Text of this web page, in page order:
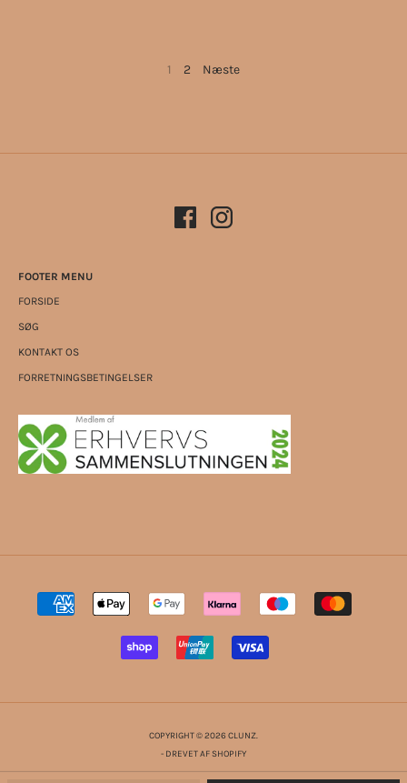
1 2 Næste
FOOTER MENU
FORSIDE
SØG
KONTAKT OS
FORRETNINGSBETINGELSER
COPYRIGHT © 2026 CLUNZ.
- DREVET AF SHOPIFY